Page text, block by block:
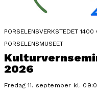
PORSELENSVERKSTEDET
PORSELENSMUSEET
2026
Fredag 11. september kl.